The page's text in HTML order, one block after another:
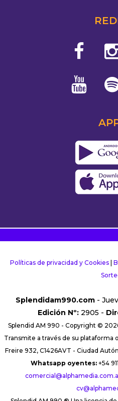
Políticas de privacidad y Cookies|
Splendidam990.com -
Edición Nº: 2905 -
Splendid AM 990 - Copyright ©
Transmite a través de su plataforma
Freire 932, C1426AVT - Ciudad
Whatsapp oyentes: +54